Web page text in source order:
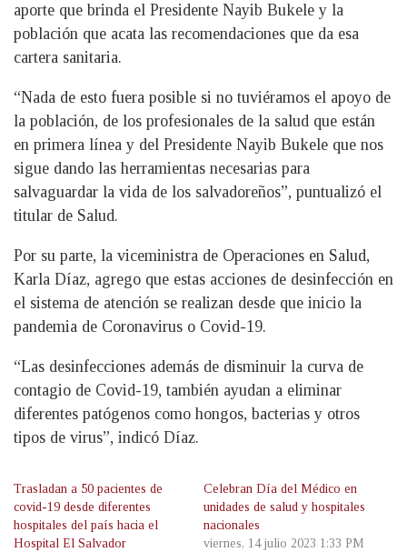
aporte que brinda el Presidente Nayib Bukele y la
población que acata las recomendaciones que da esa
cartera sanitaria.
“Nada de esto fuera posible si no tuviéramos el apoyo de
la población, de los profesionales de la salud que están
en primera línea y del Presidente Nayib Bukele que nos
sigue dando las herramientas necesarias para
salvaguardar la vida de los salvadoreños”, puntualizó el
titular de Salud.
Por su parte, la viceministra de Operaciones en Salud,
Karla Díaz, agrego que estas acciones de desinfección en
el sistema de atención se realizan desde que inicio la
pandemia de Coronavirus o Covid-19.
“Las desinfecciones además de disminuir la curva de
contagio de Covid-19, también ayudan a eliminar
diferentes patógenos como hongos, bacterias y otros
tipos de virus”, indicó Díaz.
Trasladan a 50 pacientes de
covid-19 desde diferentes
hospitales del país hacia el
Hospital El Salvador
Celebran Día del Médico en
unidades de salud y hospitales
nacionales
viernes, 14 julio 2023 1:33 PM